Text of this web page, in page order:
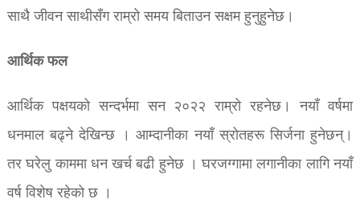
साथै जीवन साथीसँग राम्रो समय बिताउन सक्षम हुनुहुनेछ।
आर्थिक फल
आर्थिक पक्षयको सन्दर्भमा सन २०२२ राम्रो रहनेछ। नयाँ वर्षमा
धनमाल बढ्ने देखिन्छ । आम्दानीका नयाँ स्रोतहरू सिर्जना हुनेछन्।
तर घरेलु काममा धन खर्च बढी हुनेछ । घरजग्गामा लगानीका लागि नयाँ
वर्ष विशेष रहेको छ ।